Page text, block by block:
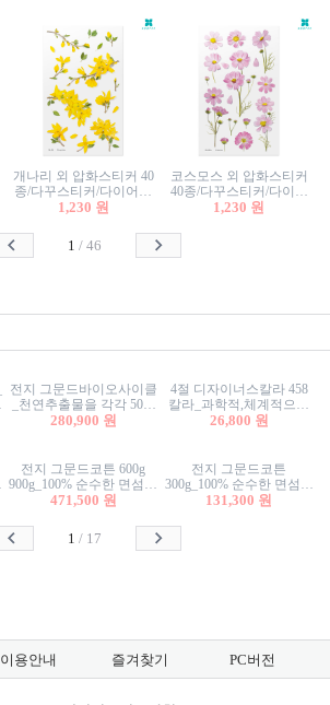
개나리 외 압화스티커 40
종/다꾸스티커/다이어리
꾸미기/꽃스티커/자연물
1,230 원
코스모스 외 압화스티커
40종/다꾸스티커/다이어
리꾸미기/꽃스티커/자연
1,230 원
1 /46
전지 그문드바이오사이클
_천연추출물을 각각 50%
이상 함유한 친환경그래
280,900 원
4절 디자이너스칼라 458
칼라_과학적,체계적으로
분류된 200색을 갖춘 색지
26,800 원
전지 그문드코튼 600g
900g_100% 순수한 면섬유
로 만든 친환경프리미엄
471,500 원
전지 그문드코튼
300g_100% 순수한 면섬유
로 만든 친환경프리미엄
131,300 원
1 / 17
이용안내 즐겨찾기 PC버전